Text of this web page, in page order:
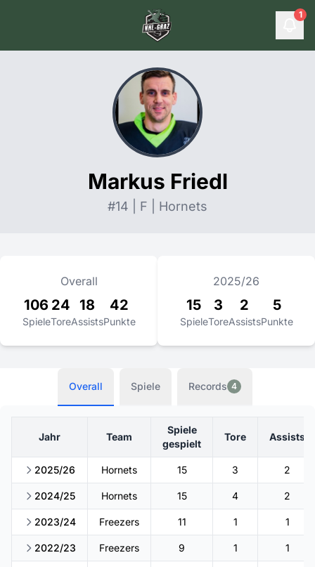
1
Markus Friedl
#14 | F | Hornets
Overall
106
Spiele
24
Tore
18
Assists
42
Punkte
2025/26
15
Spiele
3
Tore
2
Assists
5
Punkte
Overall Spiele Records 4
Jahr Team
Spiele
gespielt
Tore Assists
2025/26 Hornets 15 3 2
2024/25 Hornets 15 4 2
2023/24 Freezers 11 1 1
2022/23 Freezers 9 1 1